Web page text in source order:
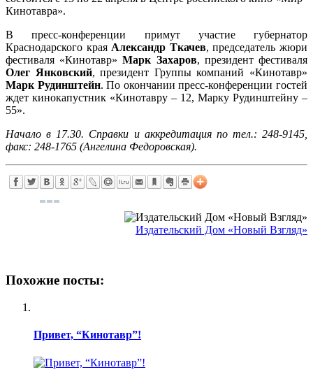
Кинотавра».
В пресс-конференции примут участие губернатор
Краснодарского края Александр Ткачев, председатель жюри
фестиваля «Кинотавр»Марк Захаров, президент фестиваля
Олег Янковский, президент Группы компаний «Кинотавр»
Марк Рудинштейн. По окончании пресс-конференции гостей
ждет кинокапустник «Кинотавру – 12, Марку Рудинштейну –
55».
Начало в 17.30. Справки и аккредитация по тел.: 248-9145,
факс: 248-1765 (Ангелина Федоровская).
Издательский Дом «Новый Взгляд»
Похожие посты:
Привет, “Кинотавр”!